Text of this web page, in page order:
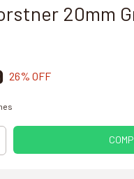
20mm
26% OFF